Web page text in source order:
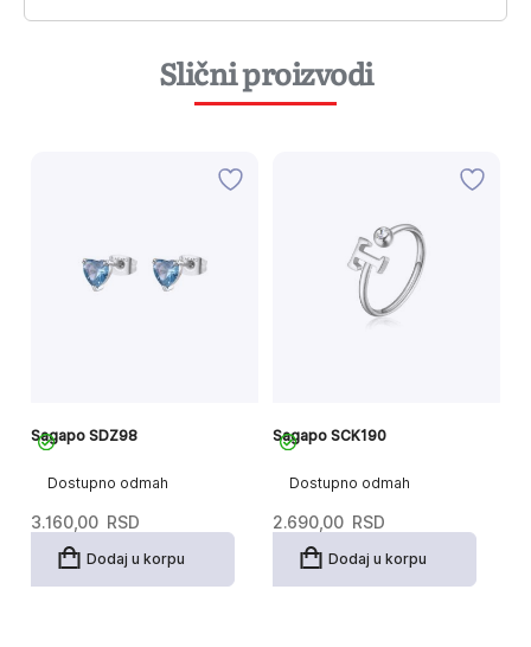
Slični proizvodi
Dostupno odmah
Sagapo SDZ98
3.160,00 RSD
Dodaj u korpu
Dostupno odmah
Sagapo SCK190
2.690,00 RSD
Dodaj u korpu